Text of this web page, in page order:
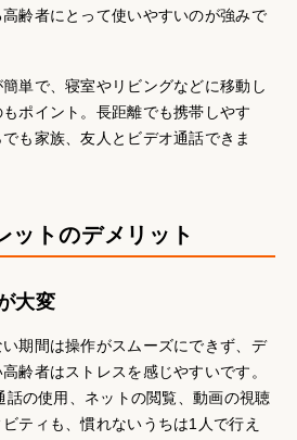
齢者にとって使いやすいのが強みで
単で、寝室やリビングなどに移動し
ポイント。長距離でも携帯しやす
も家族、友人とビデオ通話できま
ットのデメリット
大変
期間は操作がスムーズにできず、デ
齢者はストレスを感じやすいです。
話の使用、ネットの閲覧、動画の視聴
ティも、慣れないうちは1人で行え